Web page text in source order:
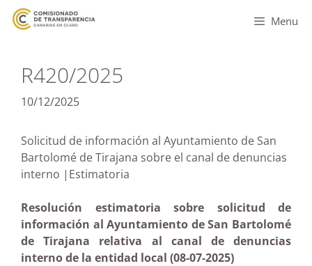
Menu
R420/2025
10/12/2025
Solicitud de información al Ayuntamiento de San
Bartolomé de Tirajana sobre el canal de denuncias
interno |Estimatoria
Resolución estimatoria sobre solicitud de
información al Ayuntamiento de San Bartolomé
de Tirajana relativa al canal de denuncias
interno de la entidad local (08-07-2025)